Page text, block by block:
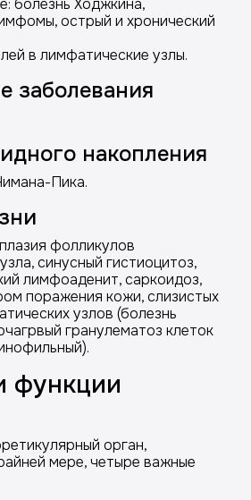
болезнь Ходжкина,
острый и хронический
в лимфатические узлы.
заболевания
накопления
Пика.
фолликулов
синусный гистиоцитоз,
лимфоаденит, саркоидоз,
поражения кожи, слизистых
узлов (болезнь
гранулематоз клеток
функции
орган,
мере, четыре важные